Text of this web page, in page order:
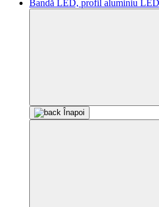
Bandă LED, profil aluminiu
Înapoi